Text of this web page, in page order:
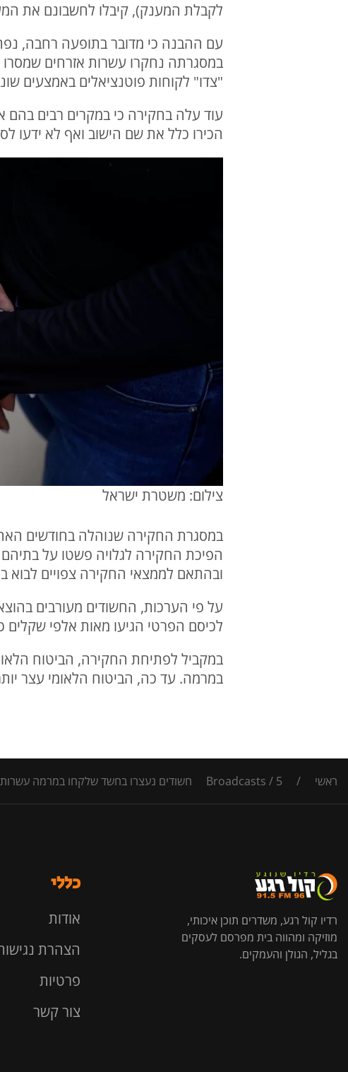
לקבלת המענק), קיבלו לחשבונם את
עם ההבנה כי מדובר בתופעה רחבה,
במסגרתה נחקרו עשרות אזרחים
"צדו" לקוחות פוטנציאלים באמצעים
עוד עלה בחקירה כי במקרים רבים בהם
הכירו כלל את שם הישוב ואף לא ידעו
צילום: משטרת ישראל
במסגרת החקירה שנוהלה בחודשים
ובהתאם לממצאי החקירה צפויים
על פי הערכות, החשודים מעורבים
לכיסם הפרטי הגיעו מאות אלפי
במקביל לפתיחת החקירה, הביטוח
במרמה. עד כה, הביטוח הלאומי עצר יותר מ-160 מיליון ש"ח שיועדו עבור תביעות שנמצאו על
ראשי /
Broadcasts / 5 חשודים נעצרו בחשד שלקחו במרמה עשרות מיליוני שקלים מהקופה הציבורית במהלך מלחמת "חרבות ברזל"
רדיו קול רגע, משדרים תוכן איכותי,
מוזיקה ומהווה בית מפרסם לעסקים
בגליל, הגולן והעמקים.
כללי
אודות
הצהרת
פרטיות
צור קשר